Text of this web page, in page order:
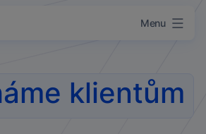
Menu
klientům